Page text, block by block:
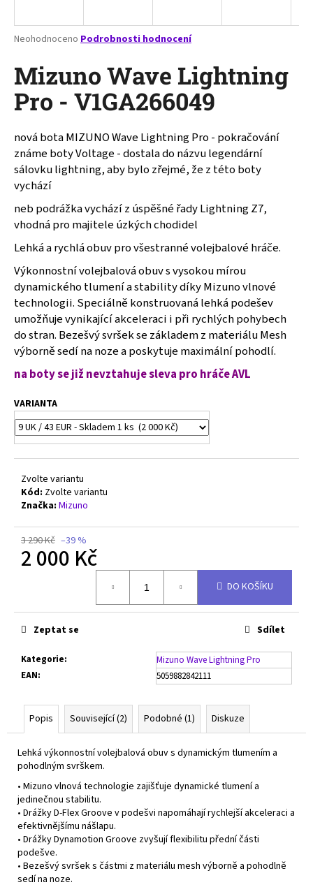
Průměrné
produktu
je
0,0
z
hvězdiček.
Neohodnoceno Podrobnosti hodnocení
Mizuno Wave Lightning
Pro - V1GA266049
nová bota MIZUNO Wave Lightning Pro - pokračování
známe boty Voltage - dostala do názvu legendární
sálovku lightning, aby bylo zřejmé, že z této boty
vychází
neb podrážka vychází z úspěšné řady Lightning Z7,
vhodná pro majitele úzkých chodidel
Lehká a rychlá obuv pro všestranné volejbalové hráče.
Výkonnostní volejbalová obuv s vysokou mírou
dynamického tlumení a stability díky Mizuno vlnové
technologii. Speciálně konstruovaná lehká podešev
umožňuje vynikající akceleraci i při rychlých pohybech
do stran. Bezešvý svršek se základem z materiálu Mesh
výborně sedí na noze a poskytuje maximální pohodlí.
na boty se již nevztahujesleva pro hráče AVL
VARIANTA
Zvolte variantu
Kód: Zvolte variantu
Značka: Mizuno
3 290 Kč –39 %
2 000 Kč
DO KOŠÍKU
Kategorie:
Mizuno Wave Lightning Pro
EAN: 5059882842111
Zeptat se Sdílet
Popis Související (2) Podobné (1) Diskuze
Lehká výkonnostní volejbalová obuv s dynamickým tlumením a
pohodlným svrškem.
• Mizuno vlnová technologie zajišťuje dynamické tlumení a
jedinečnou stabilitu.
• Drážky D-Flex Groove v podešvi napomáhají rychlejší akceleraci a
efektivnějšímu nášlapu.
• Drážky Dynamotion Groove zvyšují flexibilitu přední části
podešve.
• Bezešvý svršek s částmi z materiálu mesh výborně a pohodlně
sedí na noze.
j
t
?
HLEDAT
D
p
o
r
u
č
u
j
e
m
MIZUNO
WAVE
LIGHTNING
V1GA260059
Kč
Původně:
990